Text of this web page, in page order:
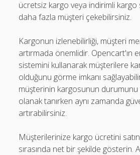
ücretsiz kargo veya indirimli kargo
daha fazla müşteri çekebilirsiniz.
Kargonun izlenebilirliği, müşteri
artırmada önemlidir. Opencart'ın
sistemini kullanarak müşterilere
olduğunu görme imkanı
müşterinin kargosunun
olanak tanırken aynı zamanda
artırabilirsiniz.
Müşterilerinize kargo ücretini
sırasında net bir şekilde gösterin.